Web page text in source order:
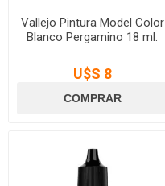
Vallejo Pintura Model Color
Blanco Pergamino 18 ml.
U$S 8